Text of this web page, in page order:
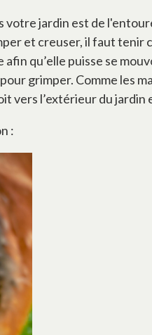
votre jardin est de
et creuser, il faut
qu’elle puisse se
grimper. Comme
vers l’extérieur du
: